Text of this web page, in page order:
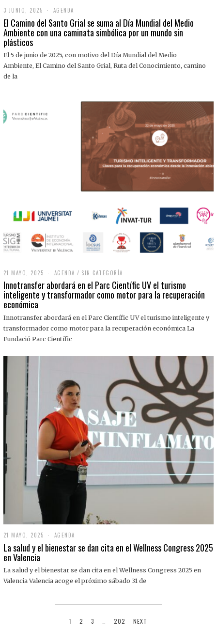
3 JUNIO, 2025
J
U
N
,
0
AGENDA
El Camino del Santo Grial se suma al Día Mundial del Medio
Ambiente con una caminata simbólica por un mundo sin
plásticos
El 5 de junio de 2025, con motivo del Día Mundial del Medio
Ambiente, El Camino del Santo Grial, Ruta del Conocimiento, camino
de la
21 MAYO, 2025
M
A
Y
,
0
2
AGENDA / SIN CATEGORÍA
Innotransfer abordará en el Parc Científic UV el turismo
inteligente y transformador como motor para la recuperación
económica
Innotransfer abordará en el Parc Científic UV el turismo inteligente y
transformador como motor para la recuperación económica La
Fundació Parc Científic
21 MAYO, 2025
1
M
O
,
AGENDA
La salud y el bienestar se dan cita en el Wellness Congress 2025
en Valencia
La salud y el bienestar se dan cita en el Wellness Congress 2025 en
Valencia Valencia acoge el próximo sábado 31 de
1 2 3 202 NEXT